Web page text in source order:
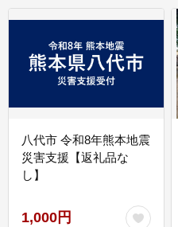
八代市 令和8年熊本地震
災害支援【返礼品な
し】
1,000円